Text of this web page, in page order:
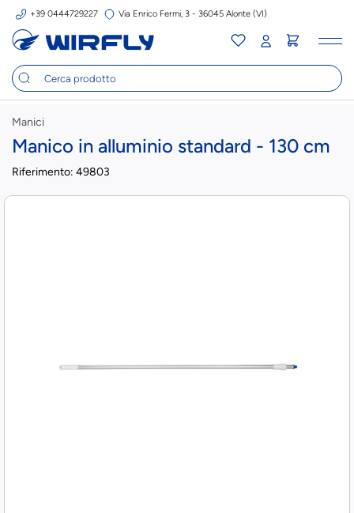
+39 0444729227 Via Enrico Fermi, 3 - 36045 Alonte (VI)
Manici
Manico in alluminio standard - 130 cm
Riferimento: 49803